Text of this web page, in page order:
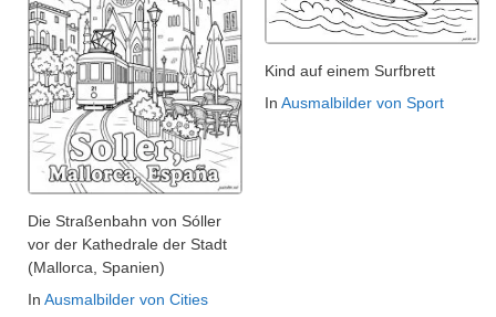
Die Straßenbahn von Sóller
vor der Kathedrale der Stadt
(Mallorca, Spanien)
In Ausmalbilder von Cities
Kind auf einem Surfbrett
In Ausmalbilder von Sport